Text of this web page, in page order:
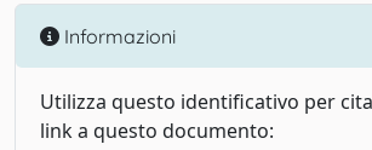
Informazioni
Utilizza questo identificativo per
link a questo documento: